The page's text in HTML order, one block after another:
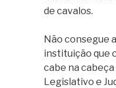
de cavalos.
Não consegue
instituição que
cabe na
Legislativo e